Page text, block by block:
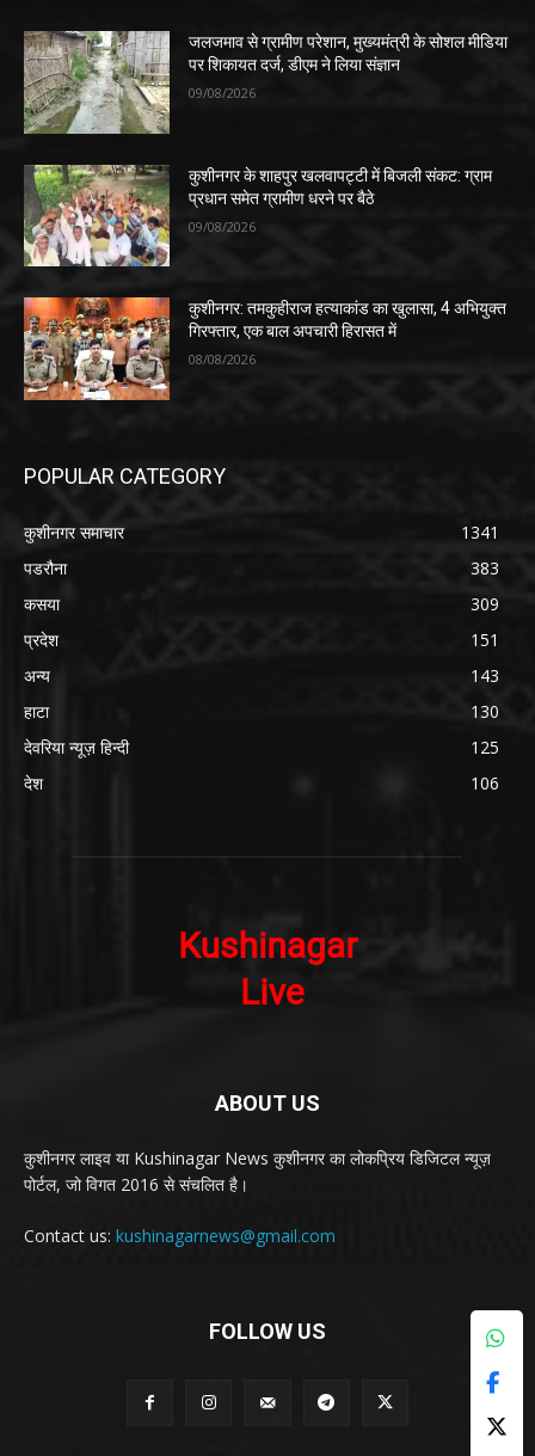
जलजमाव से ग्रामीण परेशान, मुख्यमंत्री के सोशल मीडिया
पर शिकायत दर्ज, डीएम ने लिया संज्ञान
09/08/2026
कुशीनगर के शाहपुर खलवापट्टी में बिजली संकट: ग्राम
प्रधान समेत ग्रामीण धरने पर बैठे
09/08/2026
कुशीनगर: तमकुहीराज हत्याकांड का खुलासा, 4 अभियुक्त
गिरफ्तार, एक बाल अपचारी हिरासत में
08/08/2026
POPULAR CATEGORY
कुशीनगर समाचार
1341
पडरौना
383
कसया
309
प्रदेश
151
अन्य
143
हाटा
130
देवरिया न्यूज़ हिन्दी
125
देश
106
ABOUT US
कुशीनगर लाइव या Kushinagar News कुशीनगर का लोकप्रिय डिजिटल न्यूज़
पोर्टल, जो विगत 2016 से संचलित है।
Contact us: kushinagarnews@gmail.com
FOLLOW US